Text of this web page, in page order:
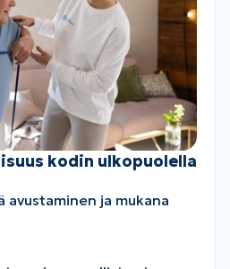
kodin ulkopuolella
avustaminen ja mukana